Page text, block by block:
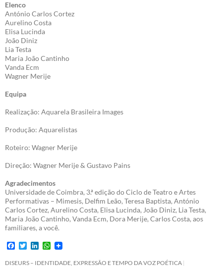
Elenco
António Carlos Cortez
Aurelino Costa
Elisa Lucinda
João Diniz
Lia Testa
Maria João Cantinho
Vanda Ecm
Wagner Merije
Equipa
Realização: Aquarela Brasileira Images
Produção: Aquarelistas
Roteiro: Wagner Merije
Direção: Wagner Merije & Gustavo Pains
Agradecimentos
Universidade de Coimbra, 3.ª edição do Ciclo de Teatro e Artes
Performativas – Mimesis, Delfim Leão, Teresa Baptista, António
Carlos Cortez, Aurelino Costa, Elisa Lucinda, João Diniz, Lia Testa,
Maria João Cantinho, Vanda Ecm, Dora Merije, Carlos Costa, aos
familiares, a você.
F
c
T
i
n
W
a
DISEURS – IDENTIDADE, EXPRESSÃO E TEMPO DA VOZ POÉTICA